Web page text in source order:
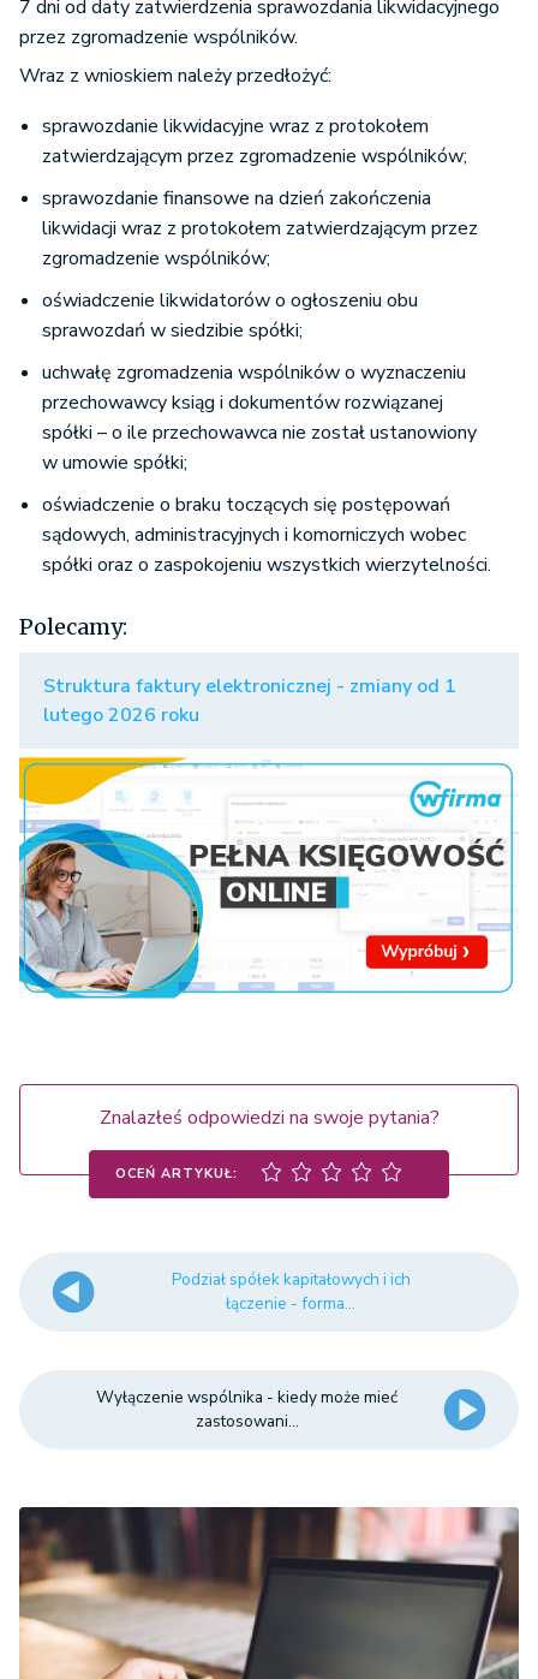
7 dni od daty zatwierdzenia sprawozdania likwidacyjnego
przez zgromadzenie wspólników.
Wraz z wnioskiem należy przedłożyć:
sprawozdanie likwidacyjne wraz z protokołem
zatwierdzającym przez zgromadzenie wspólników;
sprawozdanie finansowe na dzień zakończenia
likwidacji wraz z protokołem zatwierdzającym przez
zgromadzenie wspólników;
oświadczenie likwidatorów o ogłoszeniu obu
sprawozdań w siedzibie spółki;
uchwałę zgromadzenia wspólników o wyznaczeniu
przechowawcy ksiąg i dokumentów rozwiązanej
spółki – o ile przechowawca nie został ustanowiony
w umowie spółki;
oświadczenie o braku toczących się postępowań
sądowych, administracyjnych i komorniczych wobec
spółki oraz o zaspokojeniu wszystkich wierzytelności.
Polecamy:
Struktura faktury elektronicznej - zmiany od 1
lutego 2026 roku
Znalazłeś odpowiedzi na swoje pytania?
OCEŃ ARTYKUŁ:
Podział spółek kapitałowych i ich
łączenie - forma...
Wyłączenie wspólnika - kiedy może mieć
zastosowani...